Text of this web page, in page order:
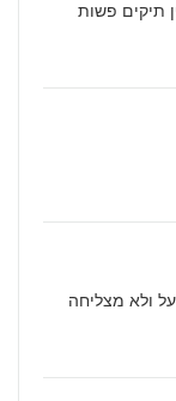
תיקים פשות
ולא מצליחה